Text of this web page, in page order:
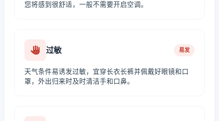
您将感到很舒适，一般不需要开启空调。
过敏 易发
天气条件易诱发过敏，宜穿长衣长裤并佩戴好眼镜和口
罩，外出归来时及时清洁手和口鼻。